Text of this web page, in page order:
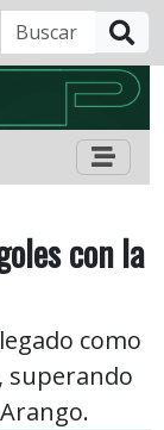
con la
como
superando